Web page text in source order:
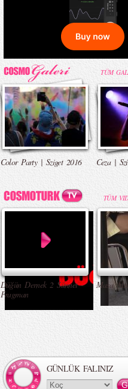
TÜM
Color Party | Sziget 2016 Ceza |
TÜM
Düğün Dernek 2 Sünnet -
Fragman
Masa
GÜNLÜK FALINIZ